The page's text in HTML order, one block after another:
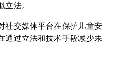
法。
社交媒体平台在保护儿童安
通过立法和技术手段减少未